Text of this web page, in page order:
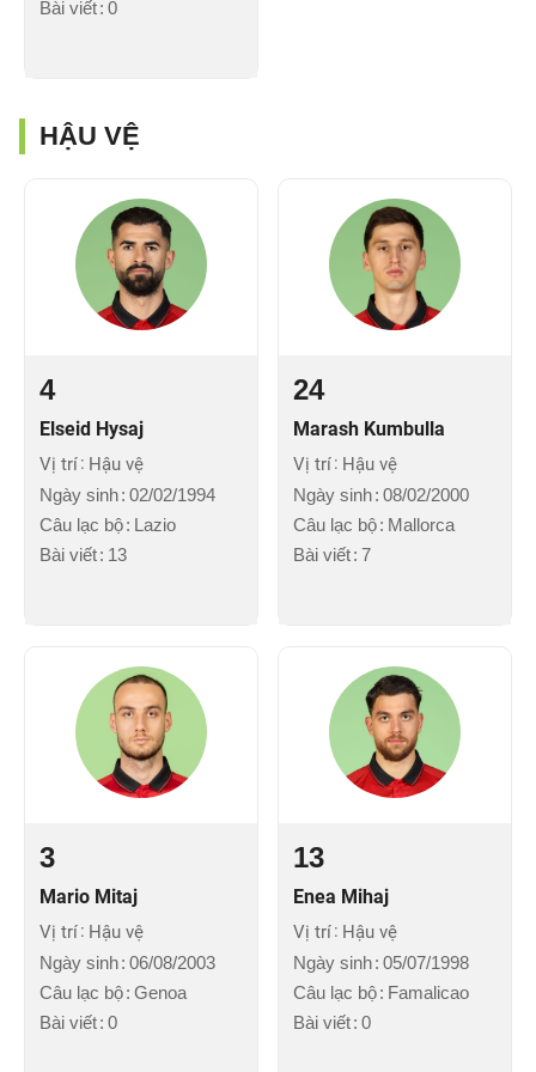
Bài viết 0
HẬU VỆ
4
Elseid Hysaj
Vị trí Hậu vệ
Ngày sinh 02/02/1994
Câu lạc bộ Lazio
Bài viết 13
24
Marash Kumbulla
Vị trí Hậu vệ
Ngày sinh 08/02/2000
Câu lạc bộ Mallorca
Bài viết 7
3
Mario Mitaj
Vị trí Hậu vệ
Ngày sinh 06/08/2003
Câu lạc bộ Genoa
Bài viết 0
13
Enea Mihaj
Vị trí Hậu vệ
Ngày sinh 05/07/1998
Câu lạc bộ Famalicao
Bài viết 0